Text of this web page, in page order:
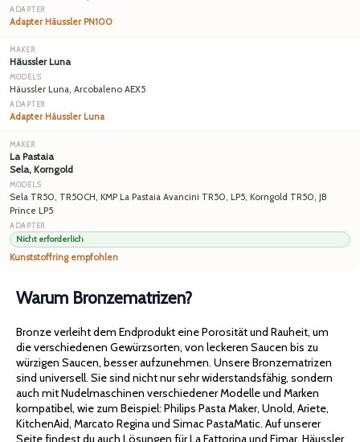
Adapter Häussler PN100
Häussler Luna
Häussler Luna, Arcobaleno AEX5
Adapter Häussler Luna
La Pastaia
Sela, Korngold
Sela TR50, TR50CH, KMP La Pastaia Avancini TR50, LP5, Korngold TR50, JB
Prince LP5
Nicht erforderlich
Kunststoffring empfohlen
Warum Bronzematrizen?
Bronze verleiht dem Endprodukt eine Porosität und Rauheit, um
die verschiedenen Gewürzsorten, von leckeren Saucen bis zu
würzigen Saucen, besser aufzunehmen. Unsere Bronzematrizen
sind universell. Sie sind nicht nur sehr widerstandsfähig, sondern
auch mit Nudelmaschinen verschiedener Modelle und Marken
kompatibel, wie zum Beispiel: Philips Pasta Maker, Unold, Ariete,
KitchenAid, Marcato Regina und Simac PastaMatic. Auf unserer
Seite findest du auch Lösungen für La Fattorina und Fimar, Häussler